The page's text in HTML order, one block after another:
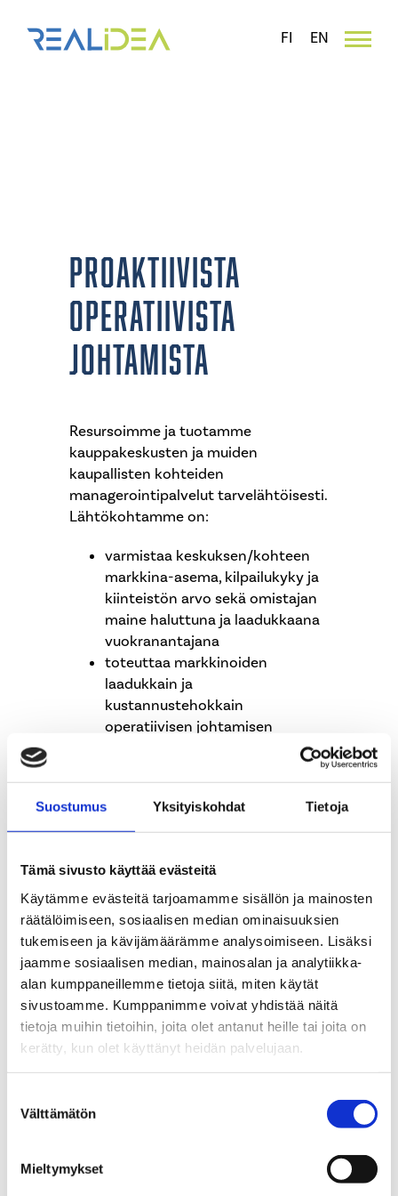
Suostumus Yksityiskohdat Tietoja
Tämä sivusto käyttää evästeitä
Käytämme evästeitä tarjoamamme sisällön ja mainosten
räätälöimiseen, sosiaalisen median ominaisuuksien
tukemiseen ja kävijämäärämme analysoimiseen. Lisäksi
jaamme sosiaalisen median, mainosalan ja analytiikka-
alan kumppaneillemme tietoja siitä, miten käytät
sivustoamme. Kumppanimme voivat yhdistää näitä
tietoja muihin tietoihin, joita olet antanut heille tai joita on
kerätty, kun olet käyttänyt heidän palvelujaan.
valinta
Välttämätön
Mieltymykset
content
FI EN
Proaktiivista
operatiivista
johtamista
Resursoimme ja tuotamme
kauppakeskusten ja muiden
kaupallisten kohteiden
managerointipalvelut tarvelähtöisesti.
Lähtökohtamme on:
varmistaa keskuksen/kohteen
markkina-asema, kilpailukyky ja
kiinteistön arvo sekä omistajan
maine haluttuna ja laadukkaana
vuokranantajana
toteuttaa markkinoiden
laadukkain ja
kustannustehokkain
operatiivisen johtamisen
ajantasainen ja luotettava tieto
oikeiden ja ennakoivien
tueksi.
Johtamamme kauppa- ja
liikekeskukset (19 kpl) ovat:
Sello, Espoo
Mall of Tripla, Helsinki
Kämp Galleria, Helsinki
Karuselli , Kerava
Plaza, Salo
Arabia, Helsinki